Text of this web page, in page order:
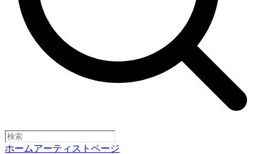
ホームアーティストページ